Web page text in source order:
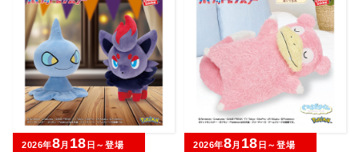
2026年8月 18 日～登場 2026年8月 18 日～登場